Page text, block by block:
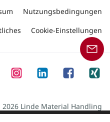
Nutzungsbedingungen
Cookie-Einstellungen
Linde Material Handling